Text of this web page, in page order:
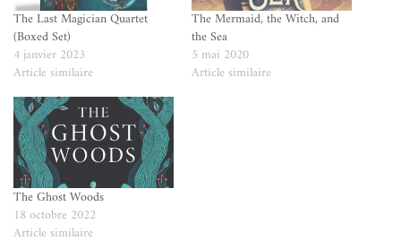
The Last Magician Quartet
(Boxed Set)
4 janvier 2023
Article similaire
The Mermaid, the Witch, and
the Sea
5 mai 2020
Article similaire
The Ghost Woods
18 octobre 2022
Article similaire